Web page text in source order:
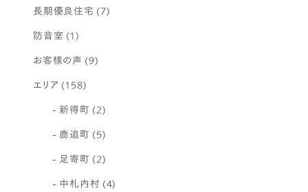
長期優良住宅 (7)
防音室 (1)
お客様の声 (9)
エリア (158)
新得町 (2)
鹿追町 (5)
足寄町 (2)
中札内村 (4)